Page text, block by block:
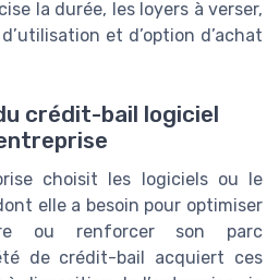
la durée, les loyers à verser,
et d’option d’achat
crédit-bail logiciel
choisit les logiciels ou le
elle a besoin pour optimiser
ou renforcer son parc
de crédit-bail acquiert ces